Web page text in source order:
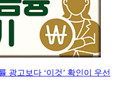
광고보다 ‘이것’ 확인이 우선